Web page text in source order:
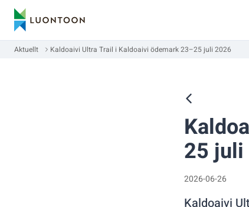
Aktuellt Kaldoaivi Ultra Trail i Kaldoaivi ödemark 23–25 juli 2026
25
2026-06-26
Kaldoaivi